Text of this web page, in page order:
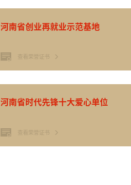
河南省创业再就业示范基地
查看荣誉证书
河南省时代先锋十大爱心单位
查看荣誉证书